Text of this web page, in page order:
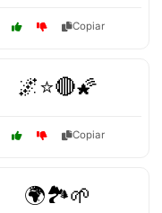
Copiar
🌌⭐🔴🌠
Copiar
🌍🏞️🌱